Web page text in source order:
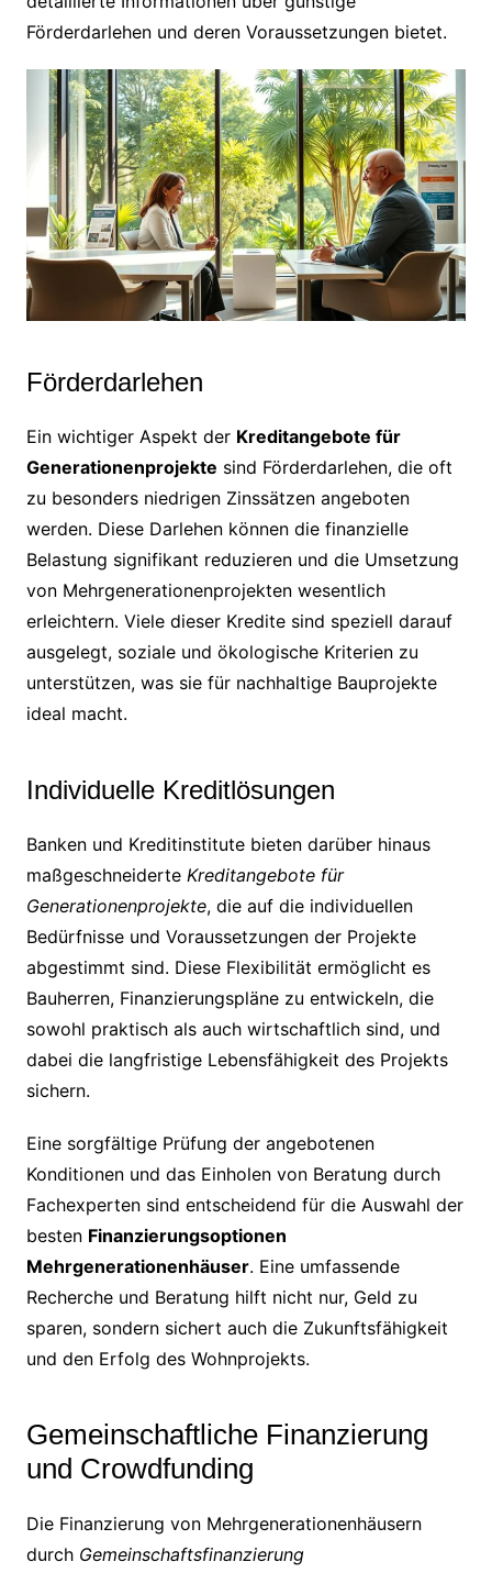
Förderdarlehen und deren Voraussetzungen bietet.
Förderdarlehen
Ein wichtiger Aspekt der Kreditangebote für
Generationenprojekte sind Förderdarlehen, die oft
zu besonders niedrigen Zinssätzen angeboten
werden. Diese Darlehen können die finanzielle
Belastung signifikant reduzieren und die Umsetzung
von Mehrgenerationenprojekten wesentlich
erleichtern. Viele dieser Kredite sind speziell darauf
ausgelegt, soziale und ökologische Kriterien zu
unterstützen, was sie für nachhaltige Bauprojekte
ideal macht.
Individuelle Kreditlösungen
Banken und Kreditinstitute bieten darüber hinaus
maßgeschneiderte Kreditangebote für
Generationenprojekte, die auf die individuellen
Bedürfnisse und Voraussetzungen der Projekte
abgestimmt sind. Diese Flexibilität ermöglicht es
Bauherren, Finanzierungspläne zu entwickeln, die
sowohl praktisch als auch wirtschaftlich sind, und
dabei die langfristige Lebensfähigkeit des Projekts
sichern.
Eine sorgfältige Prüfung der angebotenen
Konditionen und das Einholen von Beratung durch
Fachexperten sind entscheidend für die Auswahl der
besten Finanzierungsoptionen
Mehrgenerationenhäuser. Eine umfassende
Recherche und Beratung hilft nicht nur, Geld zu
sparen, sondern sichert auch die Zukunftsfähigkeit
und den Erfolg des Wohnprojekts.
Gemeinschaftliche Finanzierung
und Crowdfunding
Die Finanzierung von Mehrgenerationenhäusern
durch Gemeinschaftsfinanzierung